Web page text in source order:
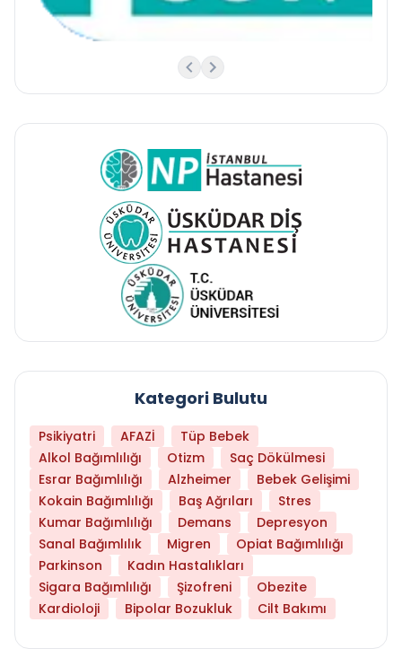
Kategori Bulutu
Psikiyatri AFAZİ
Tüp Bebek
Alkol Bağımlılığı
Otizm
Saç Dökülmesi
Esrar Bağımlılığı
Alzheimer
Bebek Gelişimi
Kokain Bağımlılığı
Baş Ağrıları
Stres
Kumar Bağımlılığı
Demans
Depresyon
Sanal Bağımlılık
Migren
Opiat Bağımlılığı
Parkinson
Kadın Hastalıkları
Sigara Bağımlılığı
Şizofreni
Obezite
Kardioloji
Bipolar Bozukluk Cilt Bakımı